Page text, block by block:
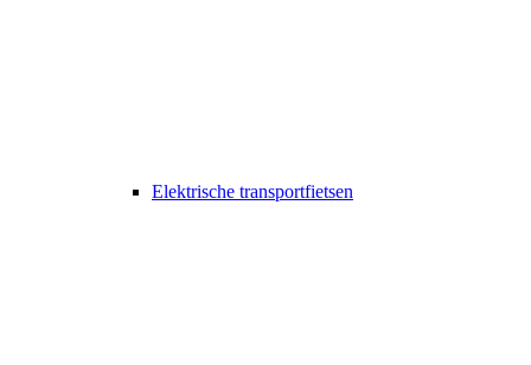
Elektrische transportfietsen